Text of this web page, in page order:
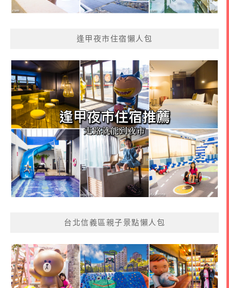
逢甲夜市住宿懶人包
台北信義區親子景點懶人包